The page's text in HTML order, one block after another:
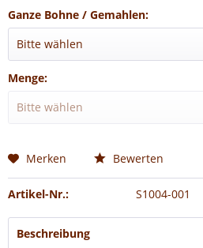
Ganze Bohne / Gemahlen:
Menge:
Merken Bewerten
Artikel-Nr.: S1004-001
Beschreibung